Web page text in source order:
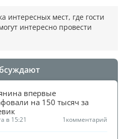
интересных мест, где гости
интересно провести
впервые
на 150 тысяч за
в 15:21 1комментарий